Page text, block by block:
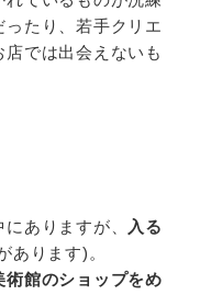
たり、若手クリエ
では出会えないも
ありますが、 入る
あります)。
館のショップをめ